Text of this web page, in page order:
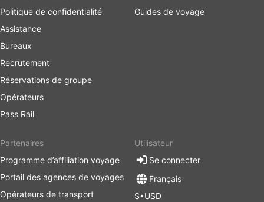
Politique de confidentialité
Assistance
Bureaux
Recrutement
Réservations de groupe
Opérateurs
Pass Rail
Guides de voyage
Partenaires
Programme d’affiliation voyage
Portail des agences de voyages
Opérateurs de transport
Utilisateur
Se connecter
Français
$•USD